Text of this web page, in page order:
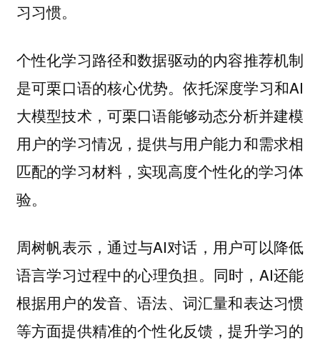
习习惯。
个性化学习路径和数据驱动的内容推荐机制
是可栗口语的核心优势。依托深度学习和AI
大模型技术，可栗口语能够动态分析并建模
用户的学习情况，提供与用户能力和需求相
匹配的学习材料，实现高度个性化的学习体
验。
周树帆表示，通过与AI对话，用户可以降低
语言学习过程中的心理负担。同时，AI还能
根据用户的发音、语法、词汇量和表达习惯
等方面提供精准的个性化反馈，提升学习的